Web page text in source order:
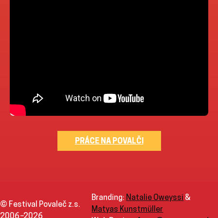
PRÁCE NA POVALČI
© Festival Povaleč z.s.
2006–2026
Branding: Natalie Oweyssi &
Matyas Kunstmüller